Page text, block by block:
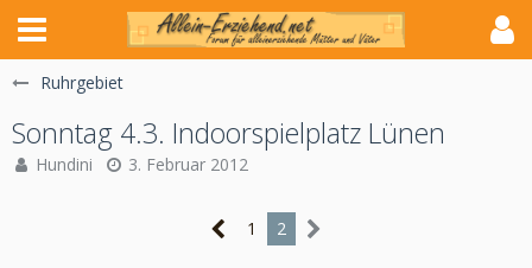
Ruhrgebiet
Sonntag 4.3. Indoorspielplatz Lünen
Hundini 3. Februar 2012
1 2